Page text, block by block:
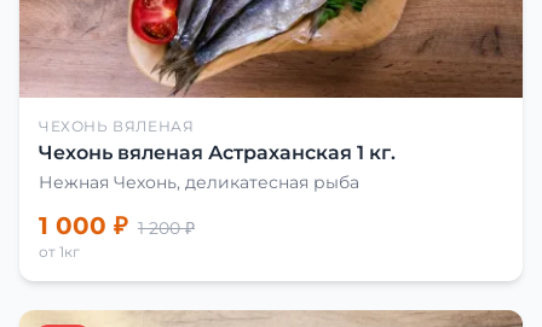
ЧЕХОНЬ ВЯЛЕНАЯ
Чехонь вяленая Астраханская 1 кг.
Нежная Чехонь, деликатесная рыба
1 000 ₽ 1 200 ₽
от 1кг